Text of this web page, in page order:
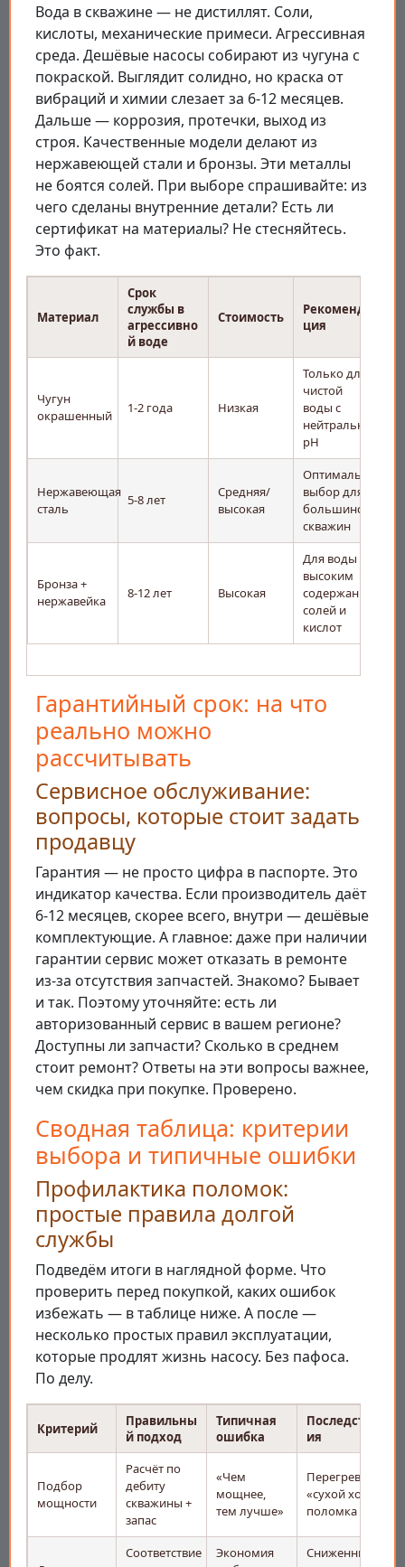
Вода в скважине — не дистиллят. Соли,
кислоты, механические примеси. Агрессивная
среда. Дешёвые насосы собирают из чугуна с
покраской. Выглядит солидно, но краска от
вибраций и химии слезает за 6-12 месяцев.
Дальше — коррозия, протечки, выход из
строя. Качественные модели делают из
нержавеющей стали и бронзы. Эти металлы
не боятся солей. При выборе спрашивайте: из
чего сделаны внутренние детали? Есть ли
сертификат на материалы? Не стесняйтесь.
Это факт.
Материал
Срок
службы в
агрессивно
й воде
Стоимость
Рекоменда
ция
Чугун
окрашенный
1-2 года Низкая
Только для
чистой
воды с
нейтральным
pH
Нержавеющая
сталь
5-8 лет
Средняя/
высокая
Оптимальный
выбор для
большинства
скважин
Бронза +
нержавейка
8-12 лет Высокая
Для воды с
высоким
содержанием
солей и
кислот
Гарантийный срок: на что
реально можно
рассчитывать
Сервисное обслуживание:
вопросы, которые стоит задать
продавцу
Гарантия — не просто цифра в паспорте. Это
индикатор качества. Если производитель даёт
6-12 месяцев, скорее всего, внутри — дешёвые
комплектующие. А главное: даже при наличии
гарантии сервис может отказать в ремонте
из-за отсутствия запчастей. Знакомо? Бывает
и так. Поэтому уточняйте: есть ли
авторизованный сервис в вашем регионе?
Доступны ли запчасти? Сколько в среднем
стоит ремонт? Ответы на эти вопросы важнее,
чем скидка при покупке. Проверено.
Сводная таблица: критерии
выбора и типичные ошибки
Профилактика поломок:
простые правила долгой
службы
Подведём итоги в наглядной форме. Что
проверить перед покупкой, каких ошибок
избежать — в таблице ниже. А после —
несколько простых правил эксплуатации,
которые продлят жизнь насосу. Без пафоса.
По делу.
Критерий
Правильны
й подход
Типичная
ошибка
Последств
ия
Подбор
мощности
Расчёт по
дебиту
скважины +
запас
«Чем
мощнее,
тем лучше»
Перегрев,
«сухой ход»,
поломка
Соответствие
Экономия
Сниженный